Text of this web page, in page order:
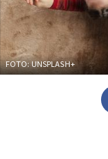
FOTO: UNSPLASH+